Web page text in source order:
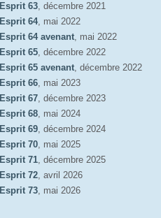
Esprit 63, décembre 2021
Esprit 64, mai 2022
Esprit 64 avenant, mai 2022
Esprit 65, décembre 2022
Esprit 65 avenant, décembre 2022
Esprit 66, mai 2023
Esprit 67, décembre 2023
Esprit 68, mai 2024
Esprit 69, décembre 2024
Esprit 70, mai 2025
Esprit 71, décembre 2025
Esprit 72, avril 2026
Esprit 73, mai 2026